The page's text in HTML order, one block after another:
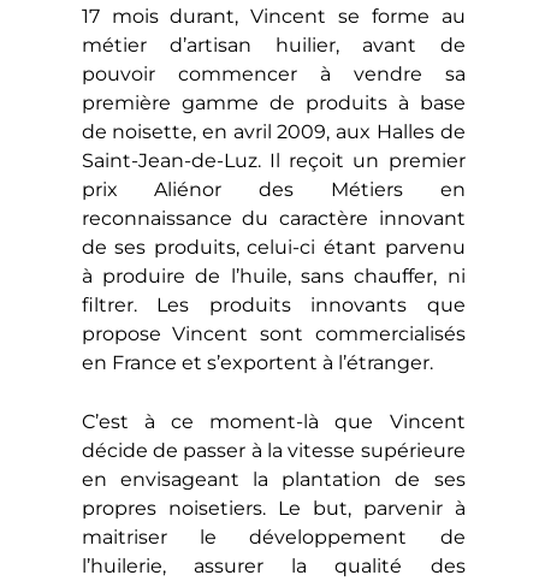
17 mois durant, Vincent se forme au
métier d’artisan huilier, avant de
pouvoir commencer à vendre sa
première gamme de produits à base
de noisette, en avril 2009, aux Halles de
Saint-Jean-de-Luz. Il reçoit un premier
prix Aliénor des Métiers en
reconnaissance du caractère innovant
de ses produits, celui-ci étant parvenu
à produire de l’huile, sans chauffer, ni
filtrer. Les produits innovants que
propose Vincent sont commercialisés
en France et s’exportent à l’étranger.
C’est à ce moment-là que Vincent
décide de passer à la vitesse supérieure
en envisageant la plantation de ses
propres noisetiers. Le but, parvenir à
maitriser le développement de
l’huilerie, assurer la qualité des